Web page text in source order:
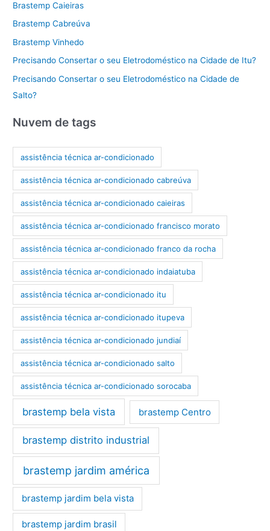
Brastemp Caieiras
Brastemp Cabreúva
Brastemp Vinhedo
Precisando Consertar o seu Eletrodoméstico na Cidade de Itu?
Precisando Consertar o seu Eletrodoméstico na Cidade de
Salto?
Nuvem de tags
assistência técnica ar-condicionado
assistência técnica ar-condicionado cabreúva
assistência técnica ar-condicionado caieiras
assistência técnica ar-condicionado francisco morato
assistência técnica ar-condicionado franco da rocha
assistência técnica ar-condicionado indaiatuba
assistência técnica ar-condicionado itu
assistência técnica ar-condicionado itupeva
assistência técnica ar-condicionado jundiaí
assistência técnica ar-condicionado salto
assistência técnica ar-condicionado sorocaba
brastemp bela vista brastemp Centro
brastemp distrito industrial
brastemp jardim américa
brastemp jardim bela vista
brastemp jardim brasil